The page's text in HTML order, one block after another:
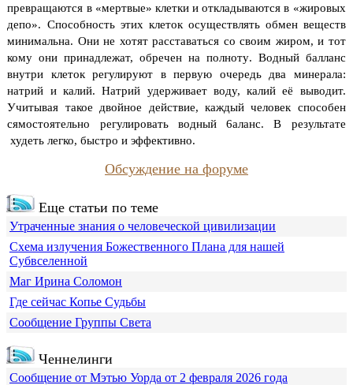
превращаются в «мертвые» клетки и откладывают­ся в «жировых
депо». Способность этих клеток осуществлять обмен веществ
ми­нимальна. Они не хотят расставаться со своим жиром, и тот
кому они принадлежат, обречен на полноту. Водный балланс
внутри клеток регулируют в первую очередь два минерала:
натрий и калий. Натрий удерживает воду, калий её выводит.
Учитывая такое двойное действие, каждый человек способен
сямостоятельно регулировать водный 6аланс. В результате
худеть легко, быстро и эффективно.
Обсуждение на форуме
Еще статьи по теме
Утраченные знания о человеческой цивилизации
Схема излучения Божественного Плана для нашей
Субвселенной
Маг Ирина Соломон
Где сейчас Копье Судьбы
Сообщение Группы Света
Ченнелинги
Сообщение от Мэтью Уорда от 2 февраля 2026 года